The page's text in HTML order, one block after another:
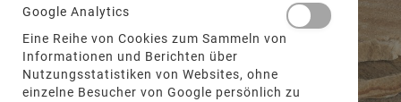
Google Analytics
Eine Reihe von Cookies zum Sammeln von
Informationen und Berichten über
Nutzungsstatistiken von Websites, ohne
einzelne Besucher von Google persönlich zu